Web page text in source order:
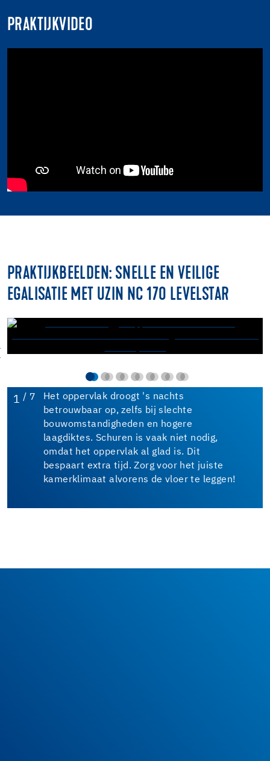
PRAKTIJKVIDEO
PRAKTIJKBEELDEN: SNELLE EN VEILIGE
EGALISATIE MET UZIN NC 170 LEVELSTAR
1 / 7
Het oppervlak droogt 's nachts
betrouwbaar op, zelfs bij slechte
bouwomstandigheden en hogere
laagdiktes. Schuren is vaak niet nodig,
omdat het oppervlak al glad is. Dit
bespaart extra tijd. Zorg voor het juiste
kamerklimaat alvorens de vloer te leggen!